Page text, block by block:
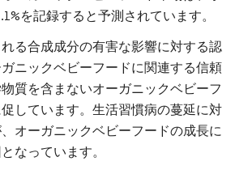
を記録すると予測されています。
る合成成分の有害な影響に対する認
ニックベビーフードに関連する信頼
質を含まないオーガニックベビーフ
しています。生活習慣病の蔓延に対
オーガニックベビーフードの成長に
なっています。